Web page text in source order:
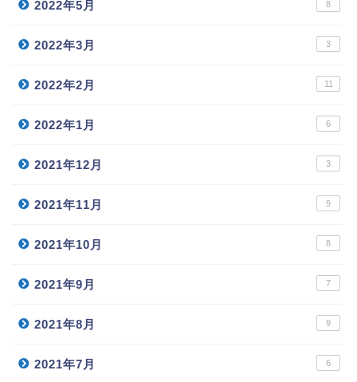
2022年5月 8
2022年3月 3
2022年2月 11
2022年1月 6
2021年12月 3
2021年11月 9
2021年10月 8
2021年9月 7
2021年8月 9
2021年7月 6